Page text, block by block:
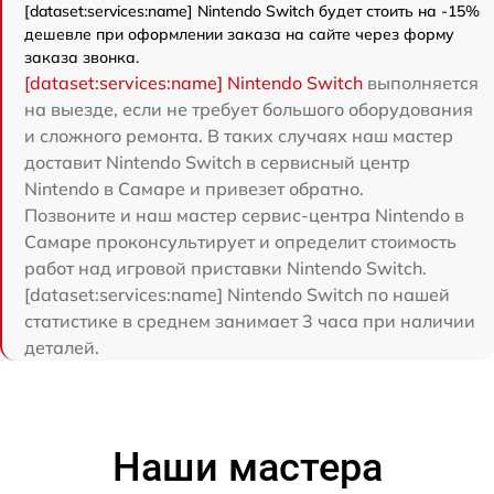
[dataset:services:name] Nintendo Switch будет стоить на -15%
дешевле при оформлении заказа на сайте через форму
заказа звонка.
[dataset:services:name] Nintendo Switch выполняется
на выезде, если не требует большого оборудования
и сложного ремонта. В таких случаях наш мастер
доставит Nintendo Switch в сервисный центр
Nintendo в Самаре и привезет обратно.
Позвоните и наш мастер сервис-центра Nintendo в
Самаре проконсультирует и определит стоимость
работ над игровой приставки Nintendo Switch.
[dataset:services:name] Nintendo Switch по нашей
статистике в среднем занимает 3 часа при наличии
деталей.
Наши мастера